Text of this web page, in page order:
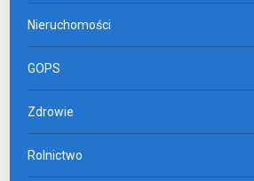
Nieruchomości
GOPS
Zdrowie
Rolnictwo